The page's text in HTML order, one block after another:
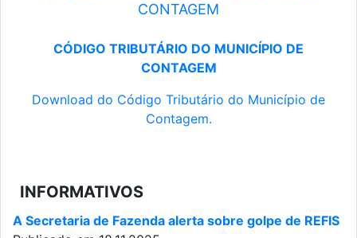
CONTAGEM
CÓDIGO TRIBUTÁRIO DO MUNICÍPIO DE
CONTAGEM
Download do Código Tributário do Município de
Contagem.
INFORMATIVOS
A Secretaria de Fazenda alerta sobre golpe de REFIS